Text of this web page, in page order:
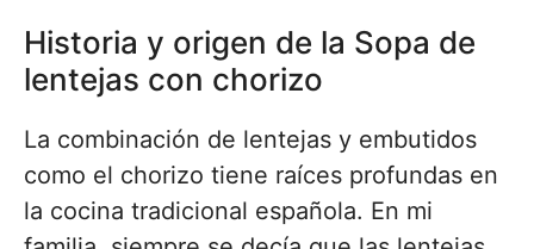
Historia y origen de la Sopa de
lentejas con chorizo
La combinación de lentejas y embutidos
como el chorizo tiene raíces profundas en
la cocina tradicional española. En mi